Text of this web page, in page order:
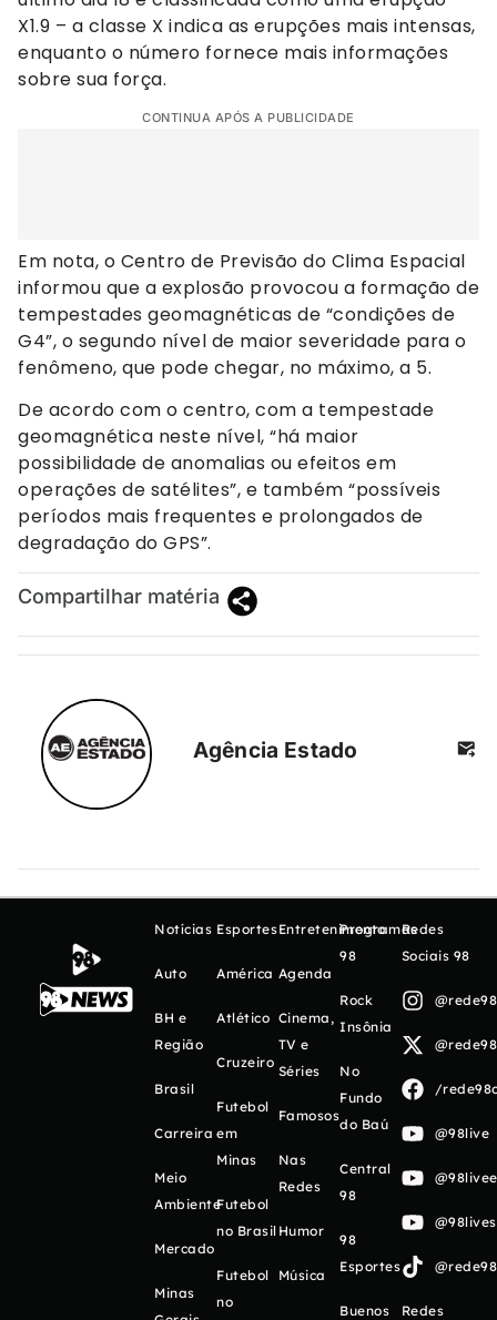
X1.9 – a classe X indica as erupções mais intensas,
enquanto o número fornece mais informações
sobre sua força.
CONTINUA APÓS A PUBLICIDADE
Em nota, o Centro de Previsão do Clima Espacial
informou que a explosão provocou a formação de
tempestades geomagnéticas de “condições de
G4”, o segundo nível de maior severidade para o
fenômeno, que pode chegar, no máximo, a 5.
De acordo com o centro, com a tempestade
geomagnética neste nível, “há maior
possibilidade de anomalias ou efeitos em
operações de satélites”, e também “possíveis
períodos mais frequentes e prolongados de
degradação do GPS”.
Compartilhar matéria
Agência Estado
Notícias
Auto
BH e
Região
Brasil
Carreira
Meio
Ambiente
Mercado
Minas
Esportes
América
Atlético
Cruzeiro
Futebol
em
Minas
Futebol
no Brasil
Futebol
no
Entretenimento
Agenda
Cinema,
TV e
Séries
Famosos
Nas
Redes
Humor
Música
Programas
98
Rock
Insônia
No
Fundo
do Baú
Central
98
98
Esportes
Buenos
Redes
Sociais 98
/
@98live
Redes